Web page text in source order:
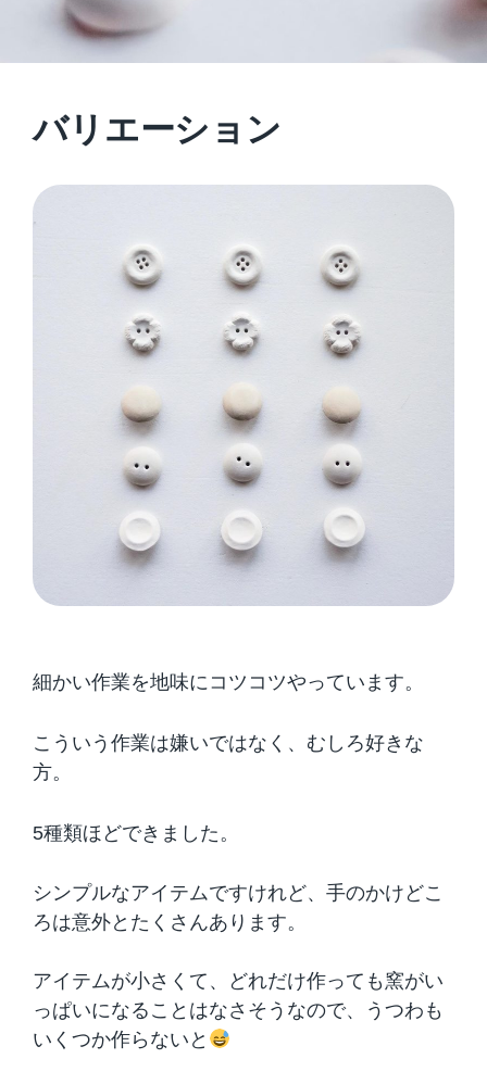
バリエーション
細かい作業を地味にコツコツやっています。
こういう作業は嫌いではなく、むしろ好きな
方。
5種類ほどできました。
シンプルなアイテムですけれど、手のかけどこ
ろは意外とたくさんあります。
アイテムが小さくて、どれだけ作っても窯がい
っぱいになることはなさそうなので、うつわも
いくつか作らないと